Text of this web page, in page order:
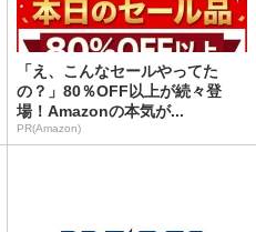
「え、こんなセールやってた
の？」80％OFF以上が続々登
場！Amazonの本気が...
PR(Amazon)